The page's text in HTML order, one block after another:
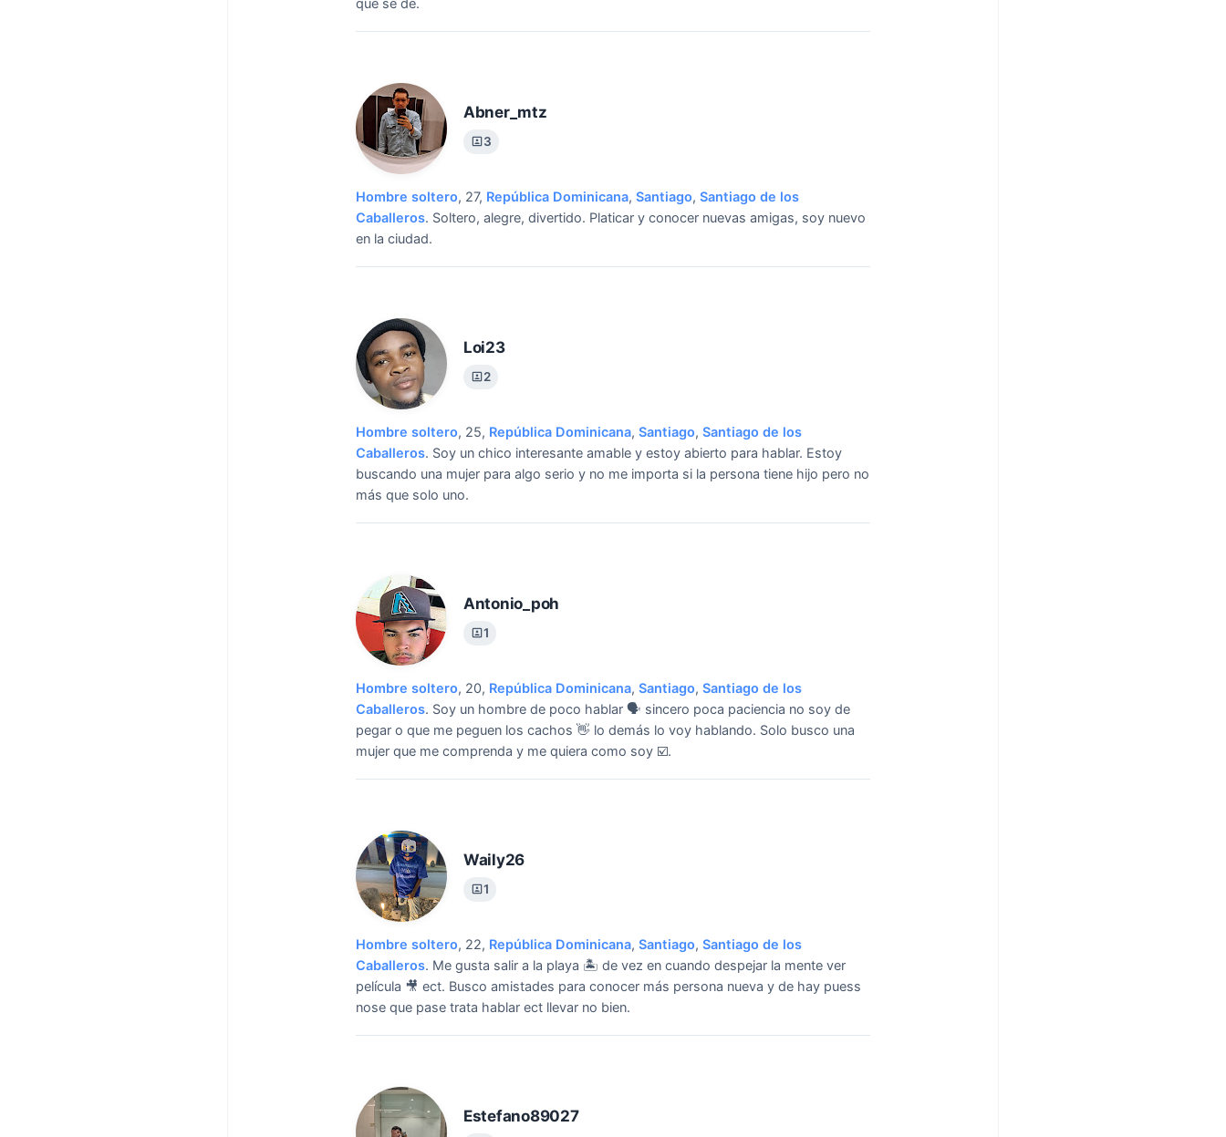
que se de.
Abner_mtz
3
Hombre soltero, 27, República Dominicana, Santiago, Santiago de los
Caballeros. Soltero, alegre, divertido. Platicar y conocer nuevas amigas, soy nuevo
en la ciudad.
Loi23
2
Hombre soltero, 25, República Dominicana, Santiago, Santiago de los
Caballeros. Soy un chico interesante amable y estoy abierto para hablar. Estoy
buscando una mujer para algo serio y no me importa si la persona tiene hijo pero no
más que solo uno.
Antonio_poh
1
Hombre soltero, 20, República Dominicana, Santiago, Santiago de los
Caballeros. Soy un hombre de poco hablar 🗣 sincero poca paciencia no soy de
pegar o que me peguen los cachos 👋 lo demás lo voy hablando. Solo busco una
mujer que me comprenda y me quiera como soy ☑️.
Waily26
1
Hombre soltero, 22, República Dominicana, Santiago, Santiago de los
Caballeros. Me gusta salir a la playa 🏝️ de vez en cuando despejar la mente ver
película 🎥 ect. Busco amistades para conocer más persona nueva y de hay puess
nose que pase trata hablar ect llevar no bien.
Estefano89027